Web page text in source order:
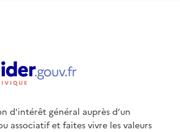
d'intérêt général auprès d’un
associatif et faites vivre les valeurs